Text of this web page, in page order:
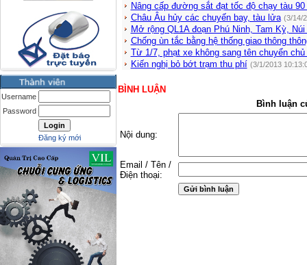
Username
Password
Đăng ký mới
Nâng cấp đường sắt đạt tốc độ chạy tàu
Châu Âu hủy các chuyến bay, tàu lửa (3/14/
Mở rộng QL1A đoạn Phú Ninh, Tam Kỳ, Núi
Chống ùn tắc bằng hệ thống giao thông
Từ 1/7, phạt xe không sang tên chuyển chủ
Kiến nghị bỏ bớt trạm thu phí (3/1/2013
BÌNH LUẬN
Bình luận
Nội dung:
Email / Tên /
Điện thoại: